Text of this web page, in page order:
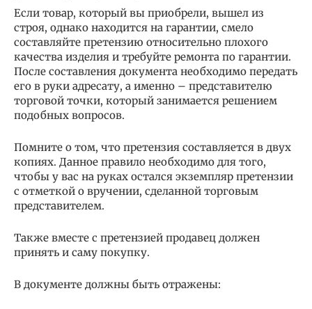
Если товар, который вы приобрели, вышел из
строя, однако находится на гарантии, смело
составляйте претензию относительно плохого
качества изделия и требуйте ремонта по гарантии.
После составления документа необходимо передать
его в руки адресату, а именно – представителю
торговой точки, который занимается решением
подобных вопросов.
Помните о том, что претензия составляется в двух
копиях. Данное правило необходимо для того,
чтобы у вас на руках остался экземпляр претензии
с отметкой о вручении, сделанной торговым
представителем.
Также вместе с претензией продавец должен
принять и саму покупку.
В документе должны быть отражены: